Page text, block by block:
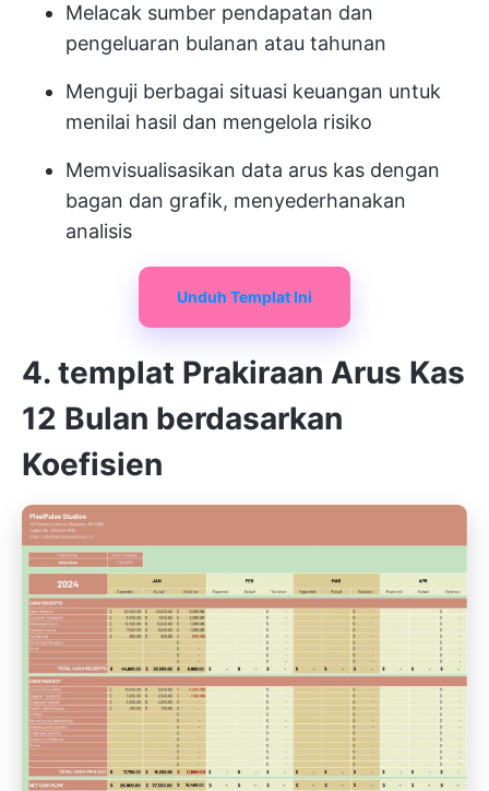
Melacak sumber pendapatan dan
pengeluaran bulanan atau tahunan
Menguji berbagai situasi keuangan untuk
menilai hasil dan mengelola risiko
Memvisualisasikan data arus kas dengan
bagan dan grafik, menyederhanakan
analisis
Unduh Templat Ini
4. templat Prakiraan Arus Kas
12 Bulan berdasarkan
Koefisien